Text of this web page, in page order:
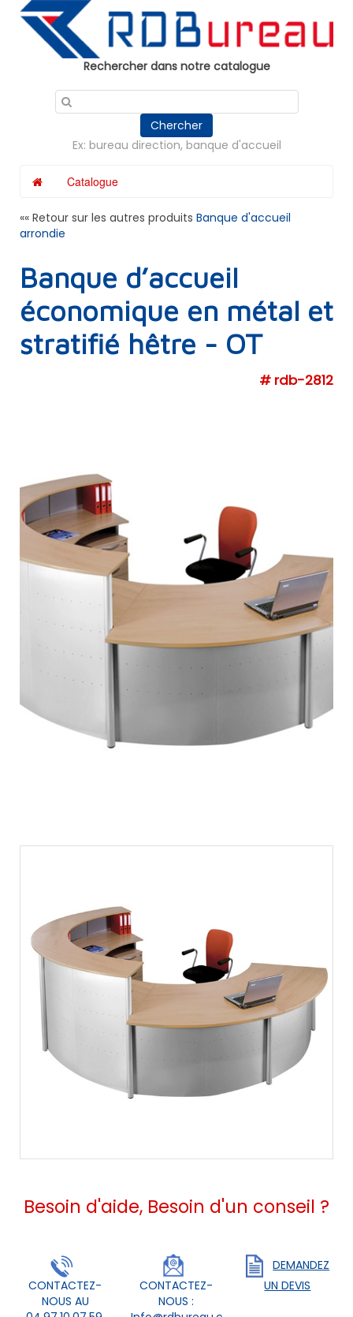
Rechercher dans notre catalogue
Chercher
Ex: bureau direction, banque d'accueil
Catalogue
«« Retour sur les autres produits Banque d'accueil
arrondie
Banque d’accueil
économique en métal et
stratifié hêtre - OT
# rdb-2812
Besoin d'aide, Besoin d'un conseil ?
CONTACTEZ-
NOUS AU
CONTACTEZ-
NOUS :
DEMANDEZ
UN DEVIS
Panneau de gestion des cookies